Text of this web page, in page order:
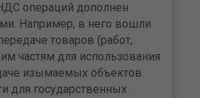
операций дополнен
Например, в него вошли
товаров (работ,
частям для использования
изымаемых объектов
для государственных